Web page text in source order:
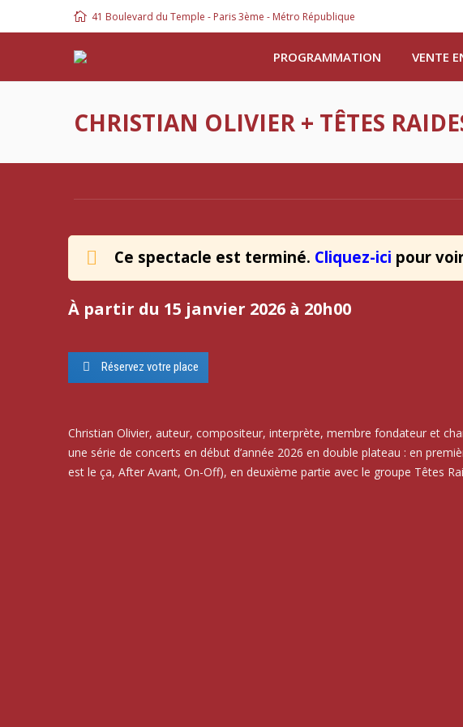
41 Boulevard du Temple - Paris 3ème - Métro République
PROGRAMMATION VENTE
CHRISTIAN OLIVIER + TÊTES
Ce spectacle est terminé. Cliquez-ici pour
À partir du 15 janvier 2026 à 20h00
Réservez votre place
Christian Olivier, auteur, compositeur, interprète, membre fondateur et
une série de concerts en début d’année 2026 en double plateau : en
est le ça, After Avant, On-Off), en deuxième partie avec le groupe Têtes